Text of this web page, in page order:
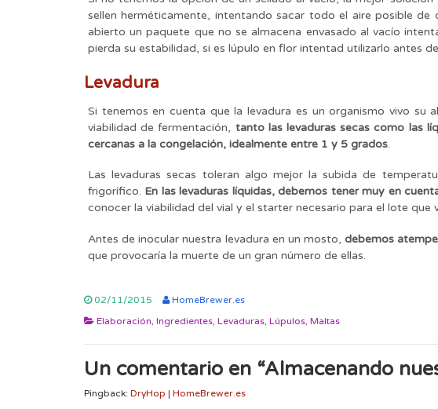
sellen herméticamente, intentando sacar todo el aire posible
abierto un paquete que no se almacena envasado al vacío
pierda su estabilidad, si es lúpulo en flor intentad utilizarlo antes
Levadura
Si tenemos en cuenta que la levadura es un organismo vivo su
viabilidad de fermentación, tanto las levaduras secas como las
cercanas a la congelación, idealmente entre 1 y 5 grados.
Las levaduras secas toleran algo mejor la subida de
frigorífico. En las levaduras líquidas, debemos tener muy en
conocer la viabilidad del vial y el starter necesario para el lote que
Antes de inocular nuestra levadura en un mosto,debemos
que provocaría la muerte de un gran número de ellas.
02/11/2015
HomeBrewer.es
Elaboración, Ingredientes, Levaduras, Lúpulos, Maltas
Un comentario en “Almacenando
Pingback: DryHop | HomeBrewer.es